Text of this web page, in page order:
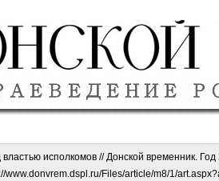
исполкомов // Донской временник.
www.donvrem.dspl.ru/Files/article/m8/1/